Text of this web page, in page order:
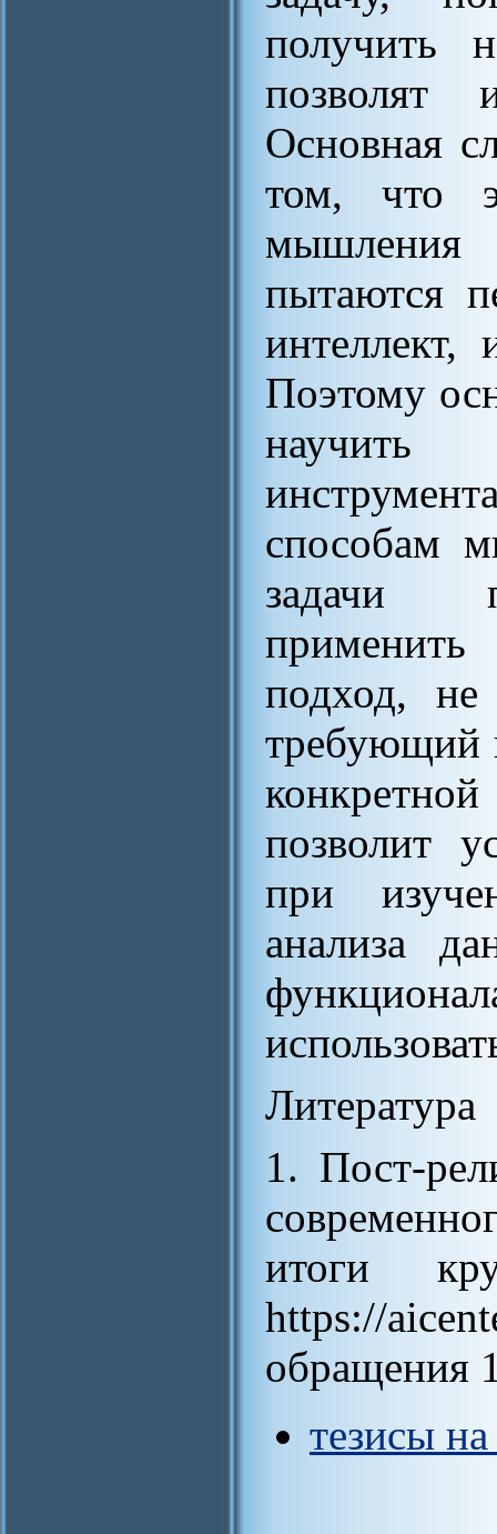
получить
позволят
Основная
том, что
мышления
пытаются
интеллект,
Поэтому
научить
способам
задачи
применить
подход,
требующий
позволит
при
анализа
Литература
1. Пост-
итоги
https://
обращения
тезисы